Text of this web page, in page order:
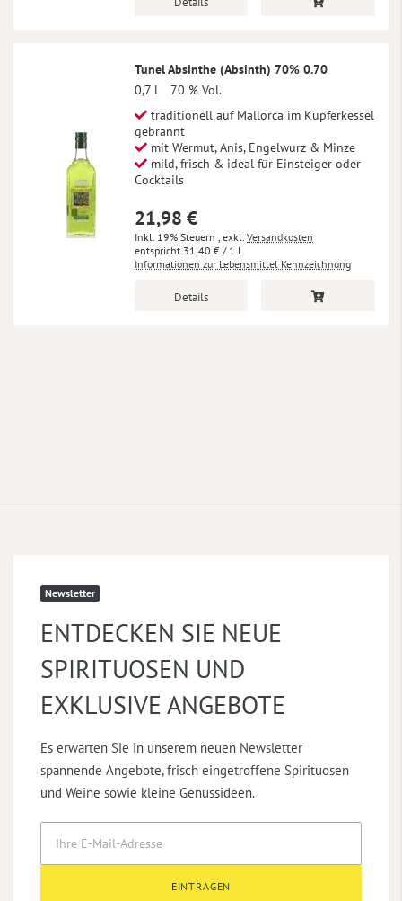
Tunel Absinthe (Absinth) 70% 0.70
0,7 l
70 % Vol.
traditionell auf Mallorca im Kupferkessel
gebrannt
mit Wermut, Anis, Engelwurz & Minze
mild, frisch & ideal für Einsteiger oder
Cocktails
21,98 €
Inkl. 19% Steuern , exkl. Versandkosten
31,40 € / 1 l
Informationen zur Lebensmittel Kennzeichnung
Details
Newsletter
ENTDECKEN SIE NEUE
SPIRITUOSEN UND
EXKLUSIVE ANGEBOTE
Es erwarten Sie in unserem neuen Newsletter
spannende Angebote, frisch eingetroffene Spirituosen
und Weine sowie kleine Genussideen.
EINTRAGEN